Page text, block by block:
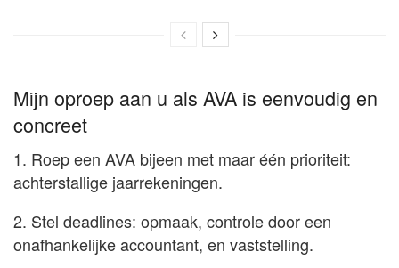
Mijn oproep aan u als AVA is eenvoudig en
concreet
1. Roep een AVA bijeen met maar één prioriteit:
achterstallige jaarrekeningen.
2. Stel deadlines: opmaak, controle door een
onafhankelijke accountant, en vaststelling.